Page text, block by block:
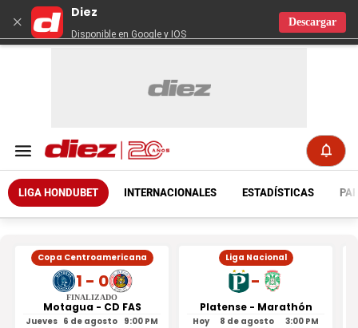
×
Diez
Disponible en Google y IOS
Descargar
LIGA HONDUBET INTERNACIONALES ESTADÍSTICAS
Copa Centroamericana
1 - 0
FINALIZADO
Motagua - CD FAS
Jueves 6 de agosto 9:00 PM
Liga Nacional
-
Platense - Marathón
Hoy 8 de agosto 3:00 PM